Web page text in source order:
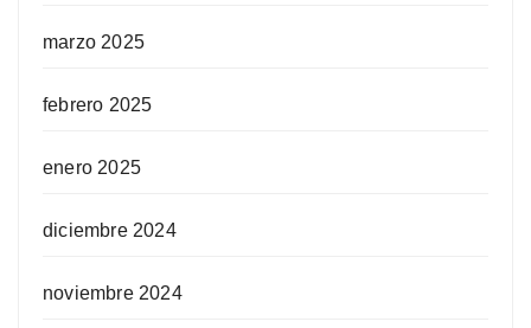
marzo 2025
febrero 2025
enero 2025
diciembre 2024
noviembre 2024